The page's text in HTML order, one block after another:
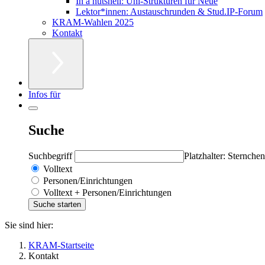
Lektor*innen: Austauschrunden & Stud.IP-Forum
KRAM-Wahlen 2025
Kontakt
Infos für
Suche
Suchbegriff
Platzhalter:
Volltext
Personen/Einrichtungen
Volltext + Personen/Einrichtungen
Sie sind hier:
KRAM-Startseite
Kontakt